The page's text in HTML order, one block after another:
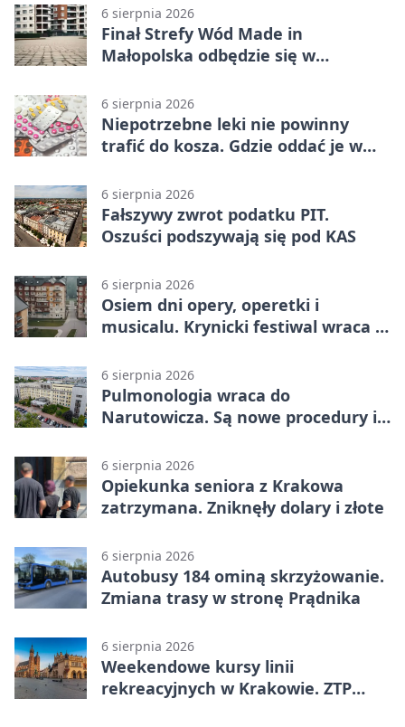
6 sierpnia 2026
Finał Strefy Wód Made in
Małopolska odbędzie się w
6 sierpnia 2026
Niepotrzebne leki nie powinny
trafić do kosza. Gdzie oddać je w
6 sierpnia 2026
Fałszywy zwrot podatku PIT.
Oszuści podszywają się pod KAS
6 sierpnia 2026
Osiem dni opery, operetki i
musicalu. Krynicki festiwal wraca z
6 sierpnia 2026
Pulmonologia wraca do
Narutowicza. Są nowe procedury i
6 sierpnia 2026
Opiekunka seniora z Krakowa
zatrzymana. Zniknęły dolary i złote
6 sierpnia 2026
Autobusy 184 ominą skrzyżowanie.
Zmiana trasy w stronę Prądnika
6 sierpnia 2026
Weekendowe kursy linii
rekreacyjnych w Krakowie. ZTP